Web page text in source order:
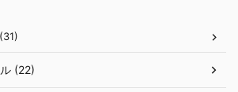
(22)